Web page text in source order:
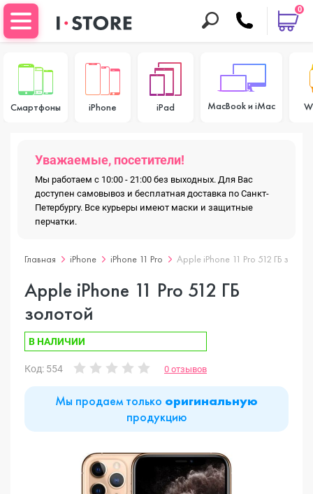
0
Смартфоны iPhone iPad MacBook и iMac
Уважаемые, посетители!
Мы работаем с 10:00 - 21:00 без выходных. Для Вас
доступен самовывоз и бесплатная доставка по Санкт-
Петербургу. Все курьеры имеют маски и защитные
перчатки.
Главная iPhone iPhone 11 Pro Apple iPhone 11 Pro 512 ГБ
Apple iPhone 11 Pro 512 ГБ
золотой
В НАЛИЧИИ
Код: 554 0 отзывов
Мы продаем только оригинальную
продукцию